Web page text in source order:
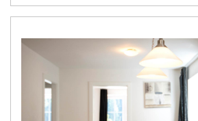
Cervinia från 8.245 kr.
Sölden från 12.995 kr.
Bad Hofgastein från 8.595 kr.
Passo Tonale från 5.895 kr.
Champoluc från 5.945 kr.
Sestriere från 6.945 kr.
Fieberbrunn från 9.645 kr.